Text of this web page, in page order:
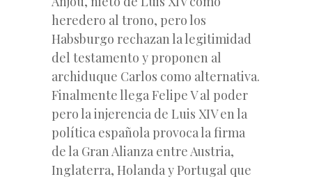
heredero al trono, pero los
Habsburgo rechazan la legitimidad
del testamento y proponen al
archiduque Carlos como alternativa.
Finalmente llega Felipe V al poder
pero la injerencia de Luis XIV en la
política española provoca la firma
de la Gran Alianza entre Austria,
Inglaterra, Holanda y Portugal que